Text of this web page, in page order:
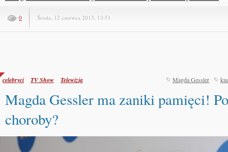
0 Środa, 12 czerwca 2013, 13:51
celebryci TV Show Telewizja Magda Gessler
Magda Gessler ma zaniki pamięci!
choroby?